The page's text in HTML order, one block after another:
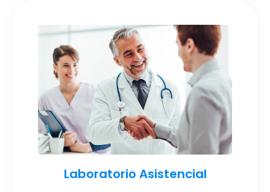
Laboratorio Asistencial